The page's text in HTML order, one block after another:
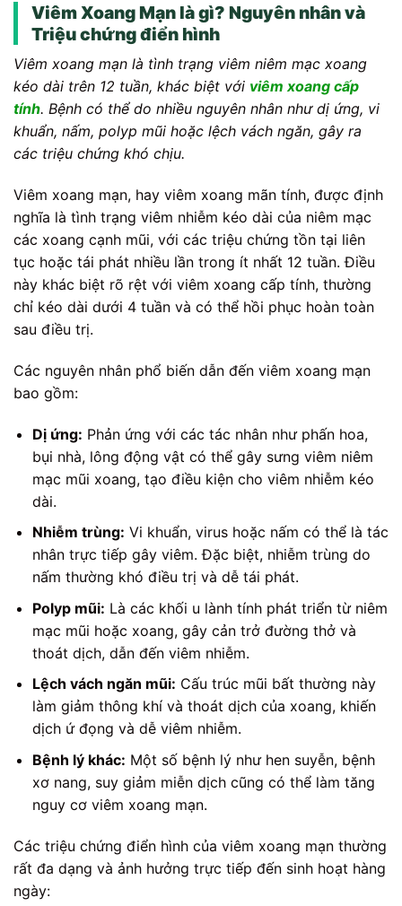
Viêm Xoang Mạn là gì? Nguyên nhân và
Triệu chứng điển hình
Viêm xoang mạn là tình trạng viêm niêm mạc xoang
kéo dài trên 12 tuần, khác biệt với viêm xoang cấp
tính. Bệnh có thể do nhiều nguyên nhân như dị ứng, vi
khuẩn, nấm, polyp mũi hoặc lệch vách ngăn, gây ra
các triệu chứng khó chịu.
Viêm xoang mạn, hay viêm xoang mãn tính, được định
nghĩa là tình trạng viêm nhiễm kéo dài của niêm mạc
các xoang cạnh mũi, với các triệu chứng tồn tại liên
tục hoặc tái phát nhiều lần trong ít nhất 12 tuần. Điều
này khác biệt rõ rệt với viêm xoang cấp tính, thường
chỉ kéo dài dưới 4 tuần và có thể hồi phục hoàn toàn
sau điều trị.
Các nguyên nhân phổ biến dẫn đến viêm xoang mạn
bao gồm:
Dị ứng: Phản ứng với các tác nhân như phấn hoa,
bụi nhà, lông động vật có thể gây sưng viêm niêm
mạc mũi xoang, tạo điều kiện cho viêm nhiễm kéo
dài.
Nhiễm trùng: Vi khuẩn, virus hoặc nấm có thể là tác
nhân trực tiếp gây viêm. Đặc biệt, nhiễm trùng do
nấm thường khó điều trị và dễ tái phát.
Polyp mũi: Là các khối u lành tính phát triển từ niêm
mạc mũi hoặc xoang, gây cản trở đường thở và
thoát dịch, dẫn đến viêm nhiễm.
Lệch vách ngăn mũi: Cấu trúc mũi bất thường này
làm giảm thông khí và thoát dịch của xoang, khiến
dịch ứ đọng và dễ viêm nhiễm.
Bệnh lý khác: Một số bệnh lý như hen suyễn, bệnh
xơ nang, suy giảm miễn dịch cũng có thể làm tăng
nguy cơ viêm xoang mạn.
Các triệu chứng điển hình của viêm xoang mạn thường
rất đa dạng và ảnh hưởng trực tiếp đến sinh hoạt hàng
ngày: